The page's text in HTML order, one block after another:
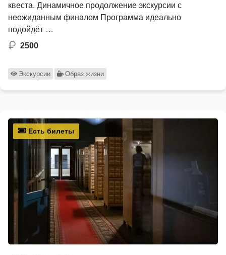
квеста. Динамичное продолжение экскурсии с
неожиданным финалом Программа идеально
подойдёт …
2500
Экскурсии Образ жизни
Есть билеты